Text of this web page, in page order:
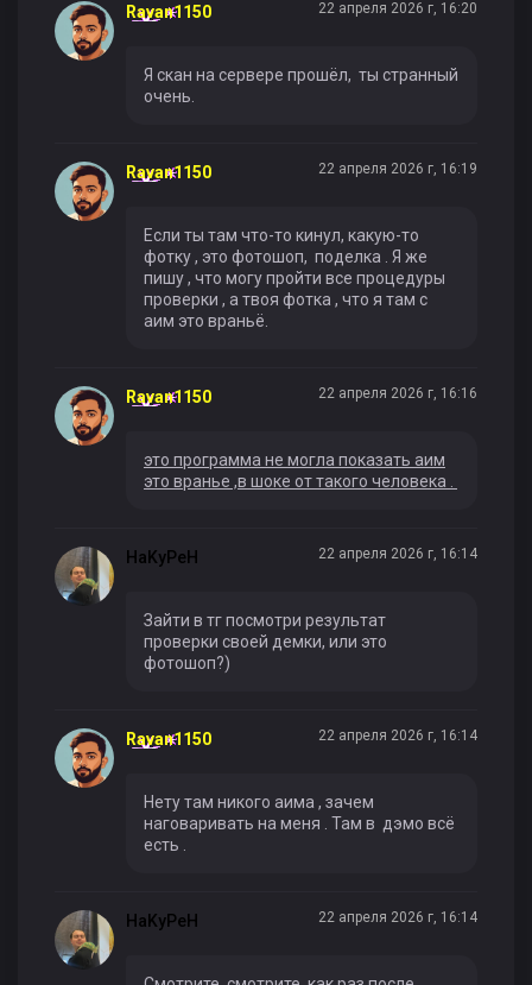
Ravan1150 22 апреля 2026 г, 16:20
Я скан на сервере прошёл, ты странный
очень.
Ravan1150 22 апреля 2026 г, 16:19
Если ты там что-то кинул, какую-то
фотку , это фотошоп, поделка . Я же
пишу , что могу пройти все процедуры
проверки , а твоя фотка , что я там с
аим это враньё.
Ravan1150 22 апреля 2026 г, 16:16
это программа не могла показать аим
это вранье ,в шоке от такого человека .
HaKyPeH 22 апреля 2026 г, 16:14
Зайти в тг посмотри результат
проверки своей демки, или это
фотошоп?)
Ravan1150 22 апреля 2026 г, 16:14
Нету там никого аима , зачем
наговаривать на меня . Там в дэмо всё
есть .
HaKyPeH 22 апреля 2026 г, 16:14